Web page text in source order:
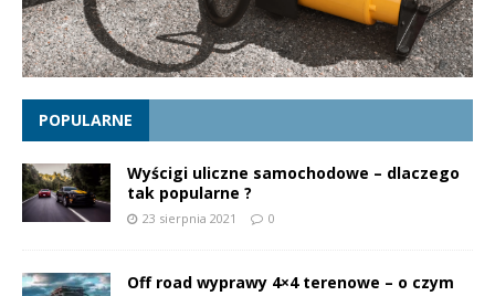
POPULARNE
Wyścigi uliczne samochodowe – dlaczego
tak popularne ?
23 sierpnia 2021 0
Off road wyprawy 4×4 terenowe – o czym